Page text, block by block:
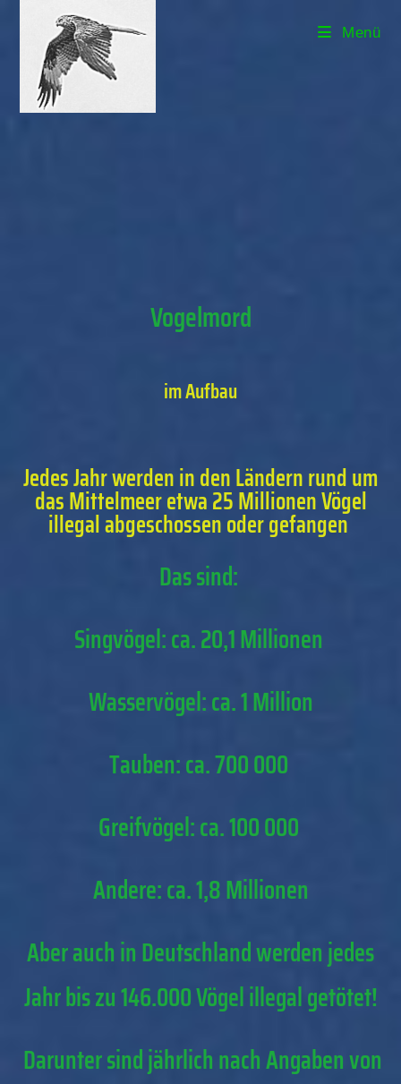
Menü
Vogelmord
im Aufbau
Jedes Jahr werden in den Ländern rund um
das Mittelmeer etwa 25 Millionen Vögel
illegal abgeschossen oder gefangen
Das sind:
Singvögel: ca. 20,1 Millionen
Wasservögel: ca. 1 Million
Tauben: ca. 700 000
Greifvögel: ca. 100 000
Andere: ca. 1,8 Millionen
Aber auch in Deutschland werden jedes
Jahr bis zu 146.000 Vögel illegal getötet!
Darunter sind jährlich nach Angaben von